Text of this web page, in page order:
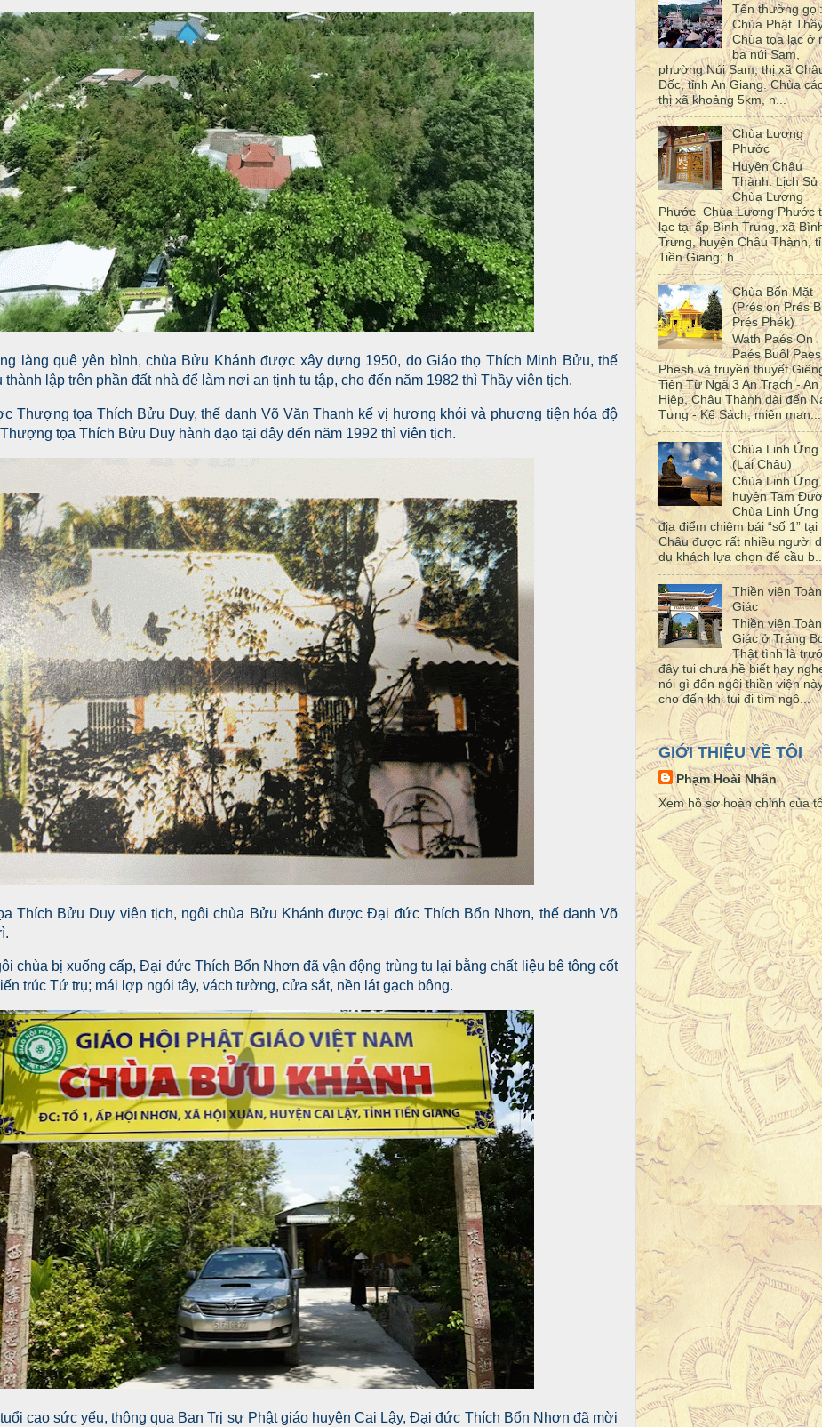
làng quê yên bình, chùa Bửu Khánh được xây dựng 1950, do Giáo thọ Thích Minh Bửu, thế
lập trên phần đất nhà để làm nơi an tịnh tu tập, cho đến năm 1982 thì Thầy viên tịch.
Thượng tọa Thích Bửu Duy, thế danh Võ Văn Thanh kế vị hương khói và phương tiện hóa độ
tọa Thích Bửu Duy hành đạo tại đây đến năm 1992 thì viên tịch.
Thích Bửu Duy viên tịch, ngôi chùa Bửu Khánh được Đại đức Thích Bổn Nhơn, thế danh Võ
chùa bị xuống cấp, Đại đức Thích Bổn Nhơn đã vận động trùng tu lại bằng chất liệu bê tông cốt
trúc Tứ trụ; mái lợp ngói tây, vách tường, cửa sắt, nền lát gạch bông.
cao sức yếu, thông qua Ban Trị sự Phật giáo huyện Cai Lậy, Đại đức Thích Bổn Nhơn đã mời
Tên thường gọi:
Chùa Phật
Chùa tọa lạc ở
ba núi Sam,
phường Núi Sam, thị xã
Đốc, tỉnh An Giang. Chùa
thị xã khoảng 5km, n...
Chùa Lương
Phước
Huyện Châu
Thành: Lịch Sử
Chùa Lương
Phước Chùa Lương Phước
lạc tại ấp Bình Trung, xã
Trưng, huyện Châu Thành,
Tiền Giang; h...
Chùa Bốn Mặt
(Prés on Prés
Prés Phék)
Wath Paés On
Paés Buôl Paes
Phesh và truyền thuyết
Tiên Từ Ngã 3 An Trạch - An
Hiệp, Châu Thành dài đến
Tưng - Kế Sách, miên man...
Chùa Linh Ứng
(Lai Châu)
Chùa Linh Ứng
huyện Tam
Chùa Linh Ứng
địa điểm chiêm bái “số 1” tại
Châu được rất nhiều người
du khách lựa chọn để cầu
Thiền viện Toàn
Giác
Thiền viện Toàn
Giác ở Trảng
Thật tình là
đây tui chưa hề biết hay
nói gì đến ngôi thiền viện
cho đến khi tui đi tìm ngô...
GIỚI THIỆU VỀ TÔI
Phạm Hoài Nhân
Xem hồ sơ hoàn chỉnh của